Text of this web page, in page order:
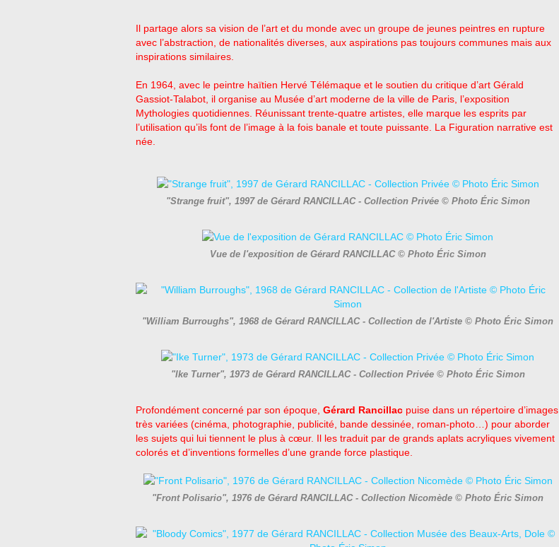
Il partage alors sa vision de l’art et du monde avec un groupe de jeunes peintres en rupture
avec l’abstraction, de nationalités diverses, aux aspirations pas toujours communes mais aux
inspirations similaires.
En 1964, avec le peintre haïtien Hervé Télémaque et le soutien du critique d’art Gérald
Gassiot-Talabot, il organise au Musée d’art moderne de la ville de Paris, l’exposition
Mythologies quotidiennes. Réunissant trente-quatre artistes, elle marque les esprits par
l’utilisation qu’ils font de l’image à la fois banale et toute puissante. La Figuration narrative est
née.
"Strange fruit", 1997 de Gérard RANCILLAC - Collection Privée © Photo Éric Simon
Vue de l'exposition de Gérard RANCILLAC © Photo Éric Simon
"William Burroughs", 1968 de Gérard RANCILLAC - Collection de l'Artiste © Photo Éric Simon
"Ike Turner", 1973 de Gérard RANCILLAC - Collection Privée © Photo Éric Simon
Profondément concerné par son époque, Gérard Rancillac puise dans un répertoire d’images
très variées (cinéma, photographie, publicité, bande dessinée, roman-photo…) pour aborder
les sujets qui lui tiennent le plus à cœur. Il les traduit par de grands aplats acryliques vivement
colorés et d’inventions formelles d’une grande force plastique.
"Front Polisario", 1976 de Gérard RANCILLAC - Collection Nicomède © Photo Éric Simon